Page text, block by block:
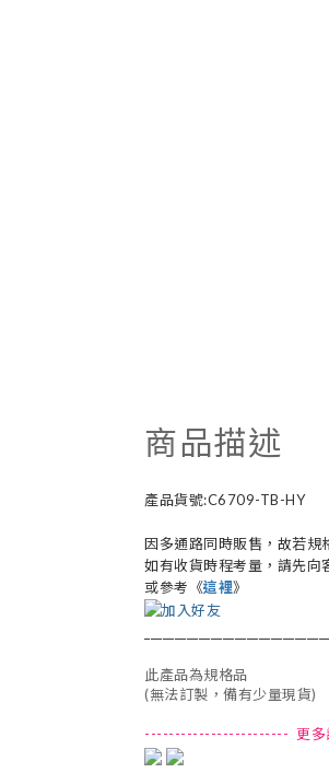
商品描述
產品貨號:C6709-TB-HY
因多通路同時販售，故若規
如有收貨時程考量，請先向
或參考《這裡》
此產品為規格品
(無法訂製，備有少量現貨)
------------------------ 更